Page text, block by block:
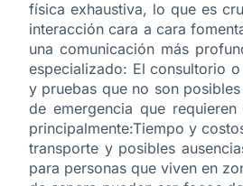
física exhaustiva, lo que es
interacción cara a cara
una comunicación más
especializado: El consultorio
y pruebas que no son
de emergencia que
principalmente:Tiempo y
transporte y posibles
para personas que viven en